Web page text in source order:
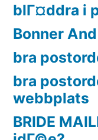
blГ¤ddra i
Bonner
bra
bra
webbplats
BRIDE